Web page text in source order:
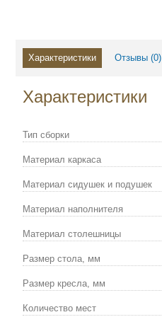
Характеристики Отзывы (0)
Характеристики
Тип сборки
Материал каркаса
Материал сидушек и подушек
Материал наполнителя
Материал столешницы
Размер стола, мм
Размер кресла, мм
Количество мест